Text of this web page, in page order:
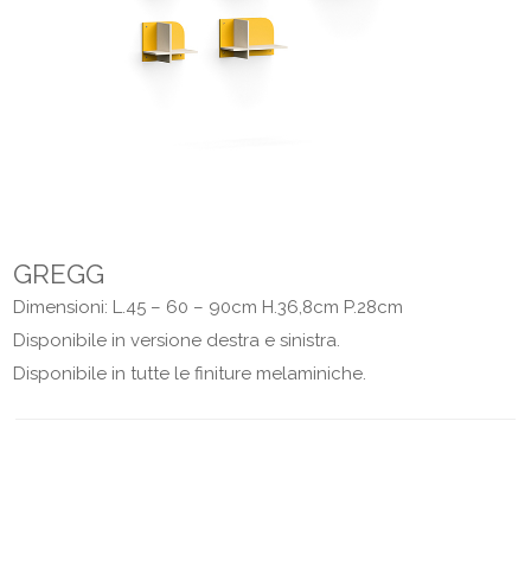
GREGG
Dimensioni: L.45 – 60 – 90cm H.36,8cm P.28cm
Disponibile in versione destra e sinistra.
Disponibile in tutte le finiture melaminiche.